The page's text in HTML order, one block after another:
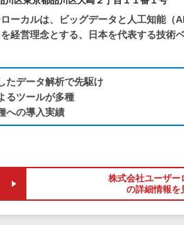
ブロックチェーン
官公庁・自治体向け
ーカルは、ビッグデータと人工知能（
経営理念とする、日本を代表する技術
たデータ解析で先駆け
るツールが多種
への導入実績
株式会社ユーザー
の詳細情報を